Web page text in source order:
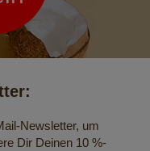
Newsletter, um
Dir Deinen 10 %-